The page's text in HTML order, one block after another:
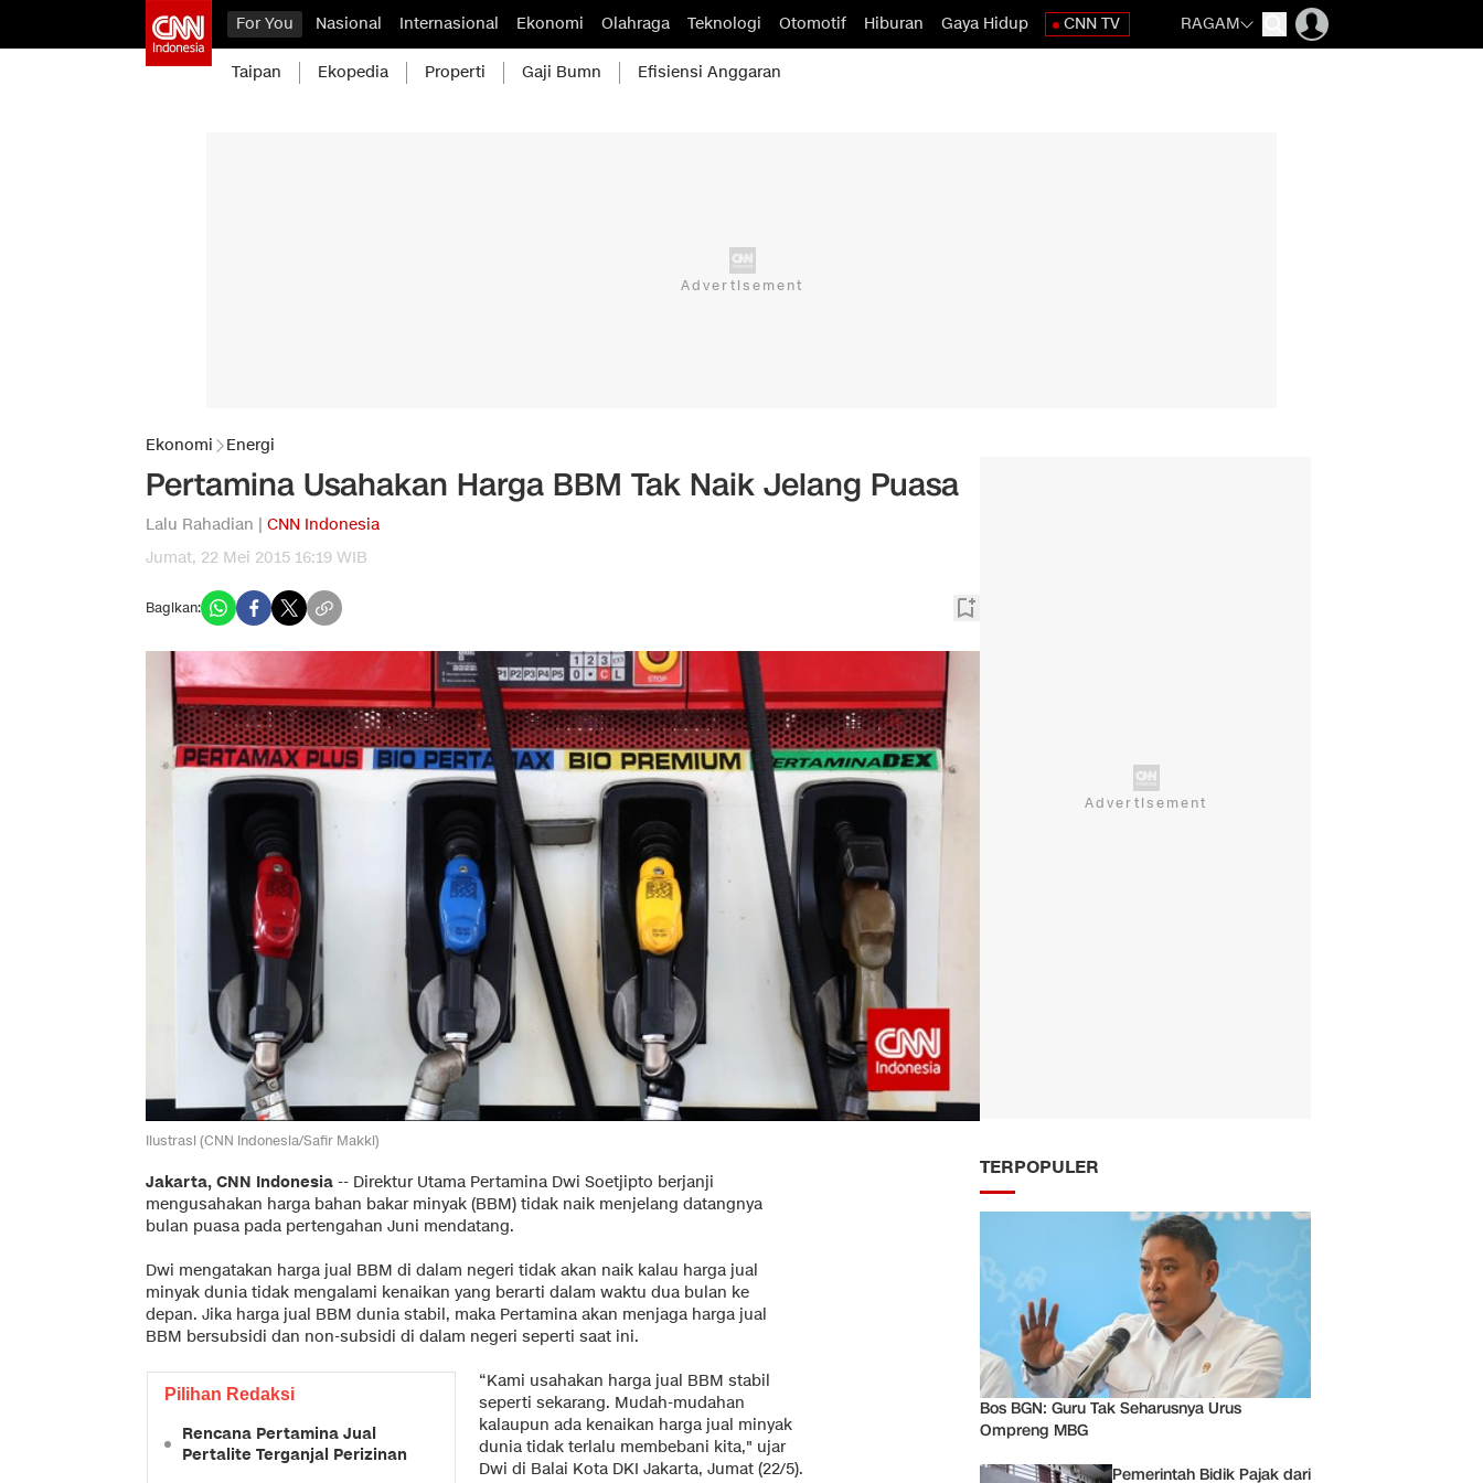
For You Nasional Internasional Ekonomi Olahraga Teknologi Otomotif Hiburan Gaya Hidup CNN TV RAGAM
Taipan Ekopedia Properti Gaji Bumn Efisiensi Anggaran
Ekonomi Energi
Pertamina Usahakan Harga BBM Tak Naik Jelang Puasa
Lalu Rahadian | CNN Indonesia
Jumat, 22 Mei 2015 16:19 WIB
Bagikan:
Ilustrasi (CNN Indonesia/Safir Makki)
Jakarta, CNN Indonesia -- Direktur Utama Pertamina Dwi Soetjipto berjanji
mengusahakan harga bahan bakar minyak (BBM) tidak naik menjelang datangnya
bulan puasa pada pertengahan Juni mendatang.
Dwi mengatakan harga jual BBM di dalam negeri tidak akan naik kalau harga jual
minyak dunia tidak mengalami kenaikan yang berarti dalam waktu dua bulan ke
depan. Jika harga jual BBM dunia stabil, maka Pertamina akan menjaga harga jual
BBM bersubsidi dan non-subsidi di dalam negeri seperti saat ini.
Pilihan Redaksi
Rencana Pertamina Jual
Pertalite Terganjal Perizinan
“Kami usahakan harga jual BBM stabil
seperti sekarang. Mudah-mudahan
kalaupun ada kenaikan harga jual minyak
dunia tidak terlalu membebani kita," ujar
Dwi di Balai Kota DKI Jakarta, Jumat (22/5).
TERPOPULER
Bos BGN: Guru Tak Seharusnya Urus
Ompreng MBG
Pemerintah Bidik Pajak dari